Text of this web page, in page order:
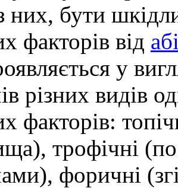
них, бути
факторів від
у
різних видів
факторів:
трофічні
форичні